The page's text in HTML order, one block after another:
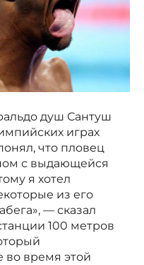
душ Сантуш
играх
что пловец
с выдающейся
я хотел
из его
— сказал
100 метров
во время этой